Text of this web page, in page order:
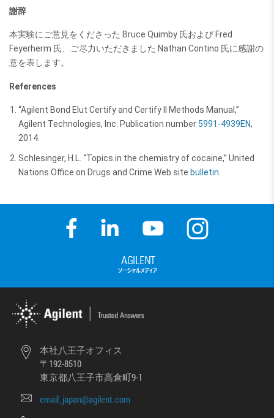
謝辞
本実験にご意見をくださった Bruce Quimby 氏および Fred
Feyerherm 氏、ご尽力いただきました Nathan Contino 氏に感謝の
意を表します。
References
“Agilent Bond Elut Certify and Certify II Methods Manual,”
Agilent Technologies, Inc. Publication number 5991-4939EN,
2014.
Schlesinger, H.L. “Topics in the chemistry of cocaine,” United
Nations Office on Drugs and Crime Web site bulletin
本社八王子オフィス
〒192-8510
東京都八王子市高倉町9-1
email_japan@agilent.com